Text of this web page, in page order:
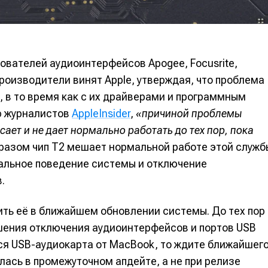
в комментариях, добавлять материалы в избранное и
всеми возможностями сайта.
Продолжить
в комментариях, добавлять материалы в избранное и
всеми возможностями сайта.
Продолжить
в комментариях, добавлять материалы в избранное и
всеми возможностями сайта.
Продолжить
информации
🎁 Бесплатные VST
📻 Выбираем оборудование
новость
в комментариях, добавлять материалы в избранное и
всеми возможностями сайта.
Продолжить
информации
🎁 Бесплатные VST
📻 Выбираем оборудование
новость
аудиоинтерфейсов Apogee, Focusrite,
винят Apple, утверждая, что проблема
то время как с их драйверами и программным
AppleInsider, «причиной проблемы
и не дает нормально работать до тех пор, пока
чип Т2 мешает нормальной работе этой
поведение системы и отключение
её в ближайшем обновлении системы. До тех пор
отключения аудиоинтерфейсов и портов USB
USB-аудиокарта от MacBook, то ждите
в промежуточном апдейте, а не при релизе